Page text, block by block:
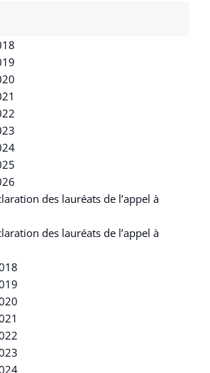
des lauréats de l’appel à
des lauréats de l’appel à